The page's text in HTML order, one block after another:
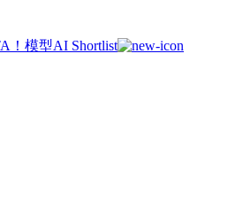
！模型AI Shortlist